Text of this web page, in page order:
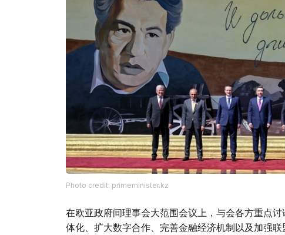
Photo credit: primeminister.kz
在欧亚政府间理事会大范围会议上，与会各方重点
体化、扩大数字合作、完善金融经济机制以及加强